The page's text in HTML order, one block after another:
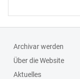
Archivar werden
Über die Website
Aktuelles